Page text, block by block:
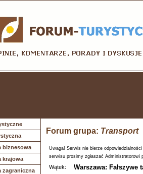
biznesowa
krajowa
zagraniczna
Forum grupa: Transport
Uwaga! Serwis nie bierze
serwisu prosimy zgłaszać Administratorowi
Wątek: Warszawa: